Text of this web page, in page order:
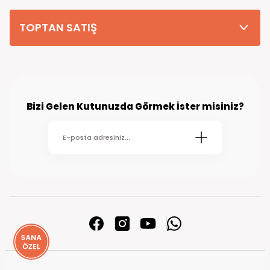
TOPTAN SATIŞ
Bizi Gelen Kutunuzda Görmek İster misiniz?